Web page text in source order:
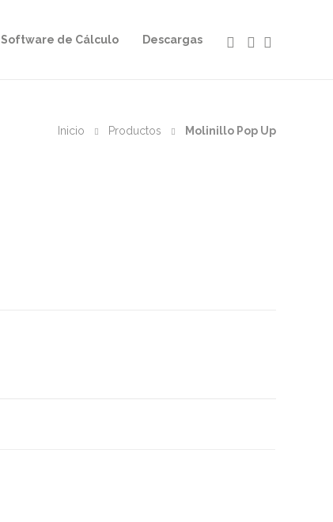
Software de Cálculo Descargas
Inicio Productos Molinillo Pop Up